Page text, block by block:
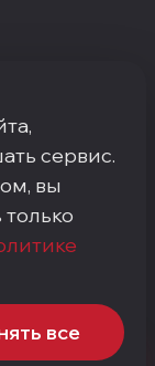
данных
сервис.
вы
все